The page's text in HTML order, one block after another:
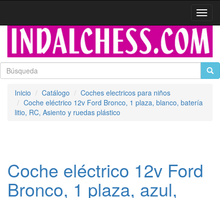
Inicio Catálogo
Coches electricos para niños
Coche eléctrico 12v Ford Bronco, 1 plaza, blanco, batería
litio, RC, Asiento y ruedas plástico
Coche eléctrico 12v Ford
Bronco, 1 plaza, azul,